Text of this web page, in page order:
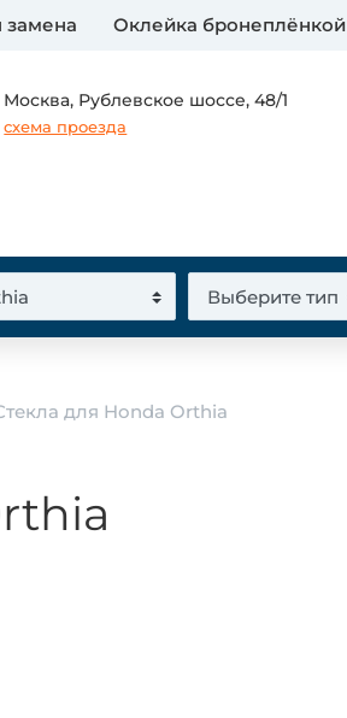
замена Оклейка бронеплёнкой
Москва, Рублевское шоссе, 48/1
схема проезда
для Honda Orthia